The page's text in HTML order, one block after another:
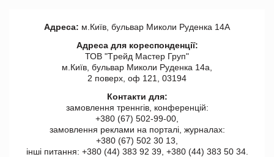
Адреса: м.Київ, бульвар Миколи Руденка 14А
Адреса для кореспонденції:
ТОВ "Tрейд Мастер Груп"
м.Київ, бульвар Миколи Руденка 14а,
2 поверх, оф 121, 03194
Контакти для:
замовлення треннгів, конференцій:
+380 (67) 502-99-00,
замовлення реклами на порталі, журналах:
+380 (67) 502 30 13,
інші питання: +380 (44) 383 92 39, +380 (44) 383 50 34.